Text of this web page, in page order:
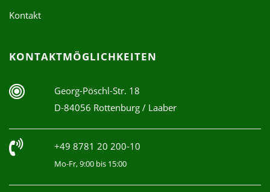
Kontakt
KONTAKTMÖGLICHKEITEN
Georg-Pöschl-Str. 18
D-84056 Rottenburg / Laaber
+49 8781 20 200-10
Mo-Fr, 9:00 bis 15:00